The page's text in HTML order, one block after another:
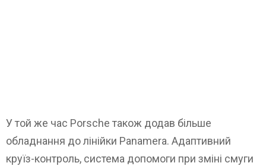
У той же час Porsche також додав більше
обладнання до лінійки Panamera. Адаптивний
круїз-контроль, система допомоги при зміні смуги